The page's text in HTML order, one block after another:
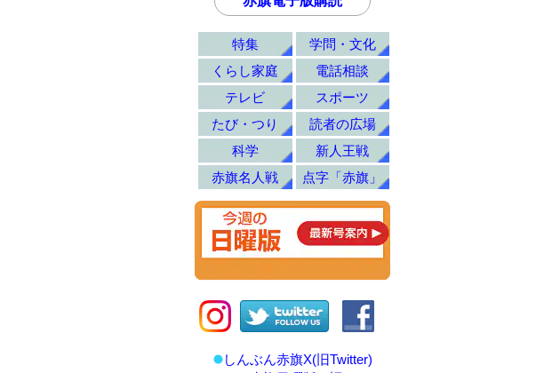
特集
学問・文化
くらし家庭
電話相談
テレビ
スポーツ
たび・つり
読者の広場
科学
新人王戦
赤旗名人戦
点字「赤旗」
しんぶん赤旗X(旧Twitter)